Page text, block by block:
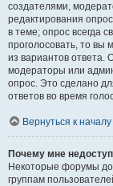
создателями,
редактирования
в теме; опрос всегда
проголосовать, то вы
из вариантов ответа.
модераторы или
опрос. Это сделано
ответов во время
Вернуться к началу
Почему мне
Некоторые форумы
группам